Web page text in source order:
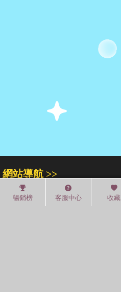
暢銷榜 客服中心 收藏
網站導航 >>
關於我們 門市專區
紅利積點
中文分類